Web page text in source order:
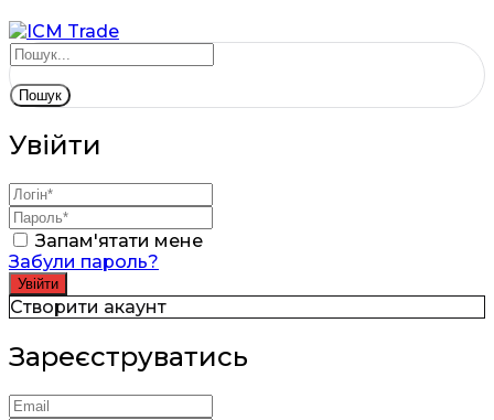
Пошук
Увійти
Запам'ятати мене
Забули пароль?
Створити акаунт
Зареєструватись